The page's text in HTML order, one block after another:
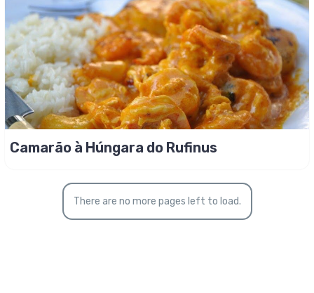
Camarão à Húngara do Rufinus
There are no more pages left to load.